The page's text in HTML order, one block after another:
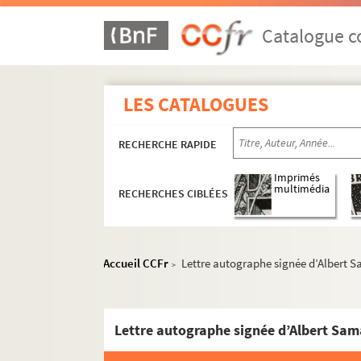
Catalogue
LES CATALOGUES
RECHERCHE RAPIDE
RECHERCHES CIBLÉES
Imprimés
multimédia
Accueil CCFr > Lettre autographe signée d’Albert
Ms. C 184. Léopold Simons (1901-1979).
Ms. C 185. Léopold Simons (1901-1979).
Ms. C 187. Léopold Simons (1901-1979).
Ms. C 188. Agathon Fourmontel (1772-
Ms. C 189. Martyrologium cisterciense ad
Ms. C 190. Chroniques traictant
Ms. C 191. Autographes : auteurs,
Ms. C 192. Amédée de Belloy. La chicorée
Ms. C 196. Fonds Jules Mouquet : Jules
Ms. C 197. Albert Samain (1858-1900).